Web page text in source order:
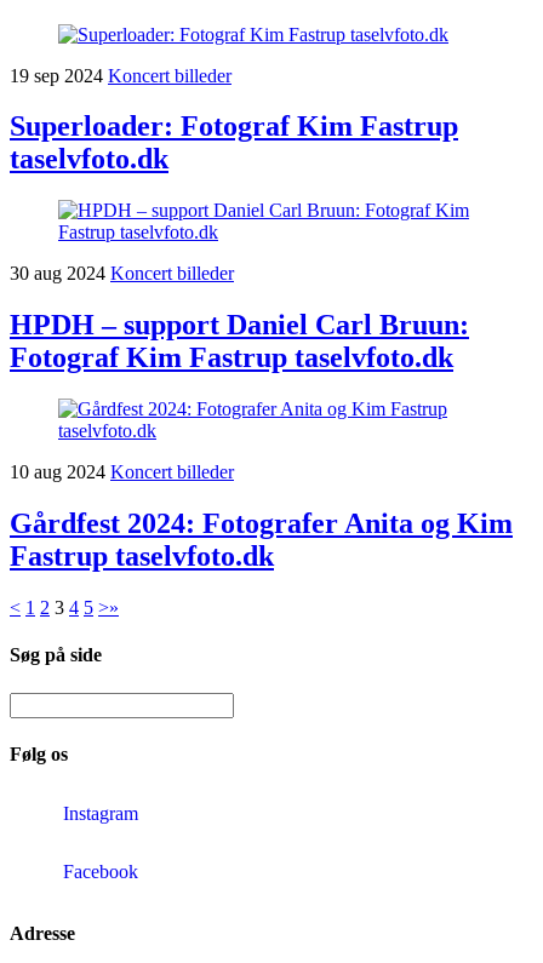
19 sep 2024 Koncert billeder
Superloader: Fotograf Kim Fastrup
taselvfoto.dk
30 aug 2024 Koncert billeder
HPDH – support Daniel Carl Bruun:
Fotograf Kim Fastrup taselvfoto.dk
10 aug 2024 Koncert billeder
Gårdfest 2024: Fotografer Anita og Kim
Fastrup taselvfoto.dk
< 1 2 3 4 5 >»
Søg på side
Følg os
Instagram
Facebook
Adresse